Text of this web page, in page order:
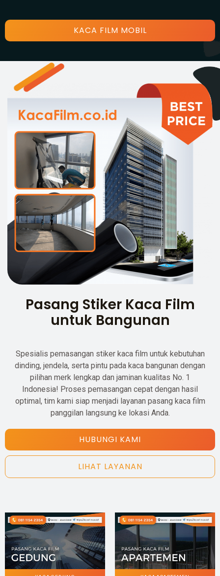
KACA FILM MOBIL
Pasang Stiker Kaca Film
untuk Bangunan
Spesialis pemasangan stiker kaca film untuk kebutuhan
dinding, jendela, serta pintu pada kaca bangunan dengan
pilihan merk lengkap dan jaminan kualitas No. 1
Indonesia! Proses pemasangan cepat dengan hasil
optimal, tim kami siap menjadi layanan pasang kaca film
panggilan langsung ke lokasi Anda.
HUBUNGI KAMI
LIHAT LAYANAN